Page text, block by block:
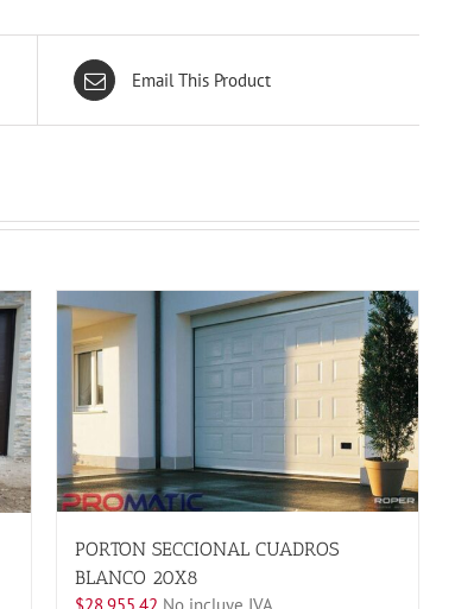
Email This Product
PORTON SECCIONAL CUADROS
BLANCO 20X8